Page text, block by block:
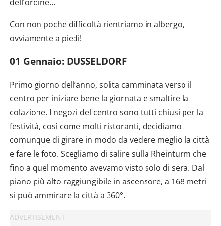
dell’ordine…
Con non poche difficoltà rientriamo in albergo,
ovviamente a piedi!
01 Gennaio: DUSSELDORF
Primo giorno dell’anno, solita camminata verso il
centro per iniziare bene la giornata e smaltire la
colazione. I negozi del centro sono tutti chiusi per la
festività, così come molti ristoranti, decidiamo
comunque di girare in modo da vedere meglio la città
e fare le foto. Scegliamo di salire sulla Rheinturm che
fino a quel momento avevamo visto solo di sera. Dal
piano più alto raggiungibile in ascensore, a 168 metri
si può ammirare la città a 360°.